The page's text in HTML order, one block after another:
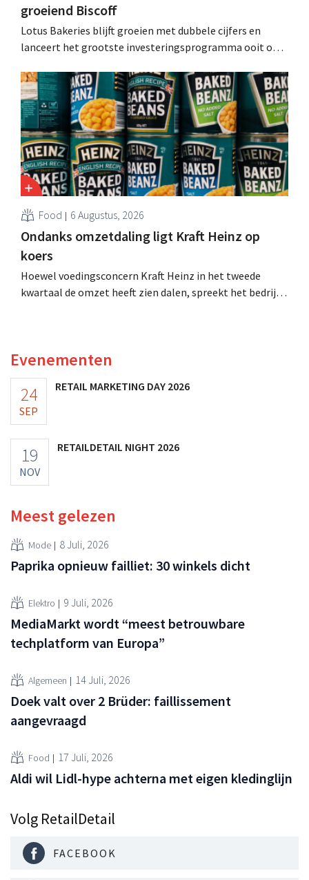
groeiend Biscoff
Lotus Bakeries blijft groeien met dubbele cijfers en
lanceert het grootste investeringsprogramma ooit om
moeten dit momentum grijpen”.
Food 6 Augustus, 2026
Ondanks omzetdaling ligt Kraft Heinz op
koers
Hoewel voedingsconcern Kraft Heinz in het tweede
kwartaal de omzet heeft zien dalen, spreekt het bedrijf
Evenementen
24
SEP
RETAIL MARKETING DAY 2026
19
NOV
RETAILDETAIL NIGHT 2026
Meest gelezen
Mode 8 Juli, 2026
Paprika opnieuw failliet: 30 winkels dicht
Elektro 9 Juli, 2026
MediaMarkt wordt “meest betrouwbare
techplatform van Europa”
Algemeen 14 Juli, 2026
Doek valt over 2 Brüder: faillissement
aangevraagd
Food 17 Juli, 2026
Aldi wil Lidl-hype achterna met eigen kledinglijn
Volg RetailDetail
FACEBOOK